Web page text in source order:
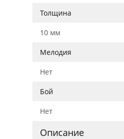
Толщина
10 мм
Мелодия
Нет
Бой
Нет
Описание